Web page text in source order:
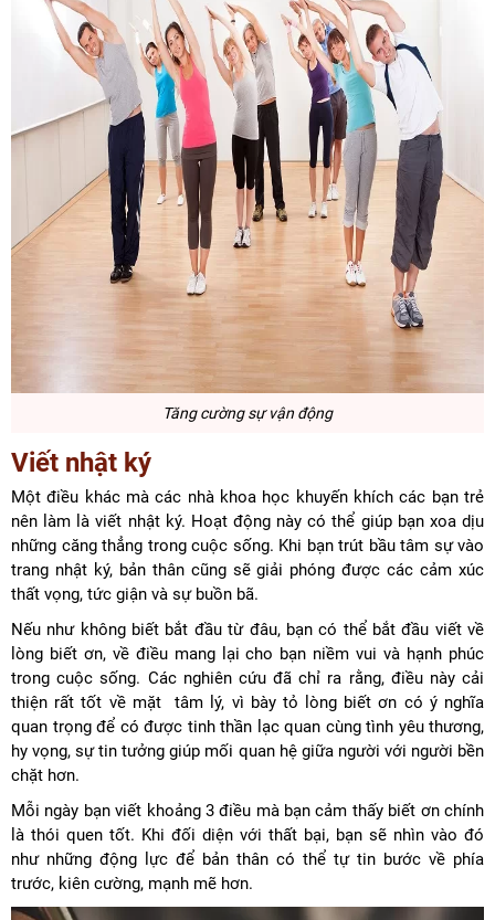
Tăng cường sự vận động
Viết nhật ký
Một điều khác mà các nhà khoa học khuyến khích các bạn trẻ
nên làm là viết nhật ký. Hoạt động này có thể giúp bạn xoa dịu
những căng thẳng trong cuộc sống. Khi bạn trút bầu tâm sự vào
trang nhật ký, bản thân cũng sẽ giải phóng được các cảm xúc
thất vọng, tức giận và sự buồn bã.
Nếu như không biết bắt đầu từ đâu, bạn có thể bắt đầu viết về
lòng biết ơn, về điều mang lại cho bạn niềm vui và hạnh phúc
trong cuộc sống. Các nghiên cứu đã chỉ ra rằng, điều này cải
thiện rất tốt về mặt tâm lý, vì bày tỏ lòng biết ơn có ý nghĩa
quan trọng để có được tinh thần lạc quan cùng tình yêu thương,
hy vọng, sự tin tưởng giúp mối quan hệ giữa người với người bền
chặt hơn.
Mỗi ngày bạn viết khoảng 3 điều mà bạn cảm thấy biết ơn chính
là thói quen tốt. Khi đối diện với thất bại, bạn sẽ nhìn vào đó
như những động lực để bản thân có thể tự tin bước về phía
trước, kiên cường, mạnh mẽ hơn.